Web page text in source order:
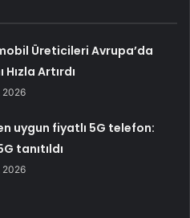
Üreticileri Avrupa’da
Hızla Artırdı
2026
uygun fiyatlı 5G telefon:
tanıtıldı
2026